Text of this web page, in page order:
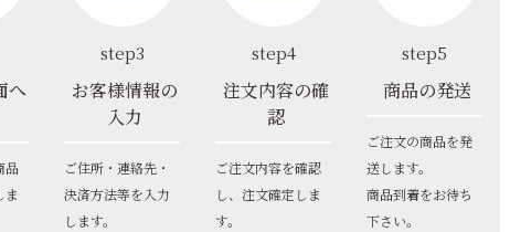
へ
品
ま
step3
お客様情報の
入力
ご住所・連絡先・
決済方法等を入力
します。
step4
注文内容の確
認
ご注文内容を確認
し、注文確定しま
す。
step5
商品の発送
ご注文の商品を発
送します。
商品到着をお待ち
下さい。